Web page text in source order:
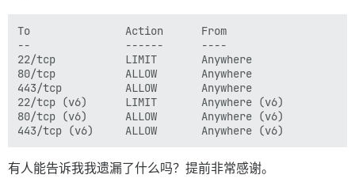
To               Action      From
--               ------      ----
22/tcp           LIMIT       Anywhere
80/tcp           ALLOW       Anywhere
443/tcp          ALLOW       Anywhere
22/tcp (v6)      LIMIT       Anywhere (v6)
80/tcp (v6)      ALLOW       Anywhere (v6)
有人能告诉我我遗漏了什么吗？提前非常感谢。